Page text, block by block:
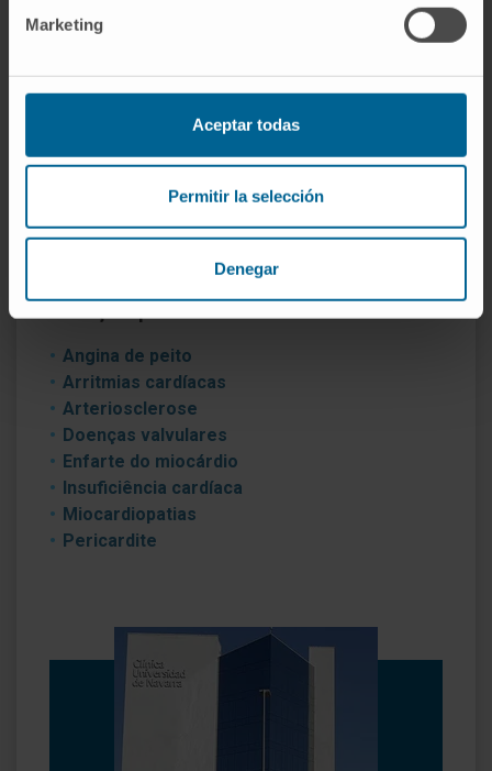
Marketing
Aceptar todas
Permitir la selección
Denegar
Fomos o primeiro centro da Europa a implantar
necessidade de abertura do tórax, em casos de
insuficiência cardíaca grave.
colabora com os Departamentos de Radiologia e
de Cirurgia Cardíaca para obter um diagnóstico
rápido e preciso do doente.
Angina de peito
Arritmias cardíacas
Arteriosclerose
Doenças valvulares
Enfarte do miocárdio
Insuficiência cardíaca
Miocardiopatias
Pericardite